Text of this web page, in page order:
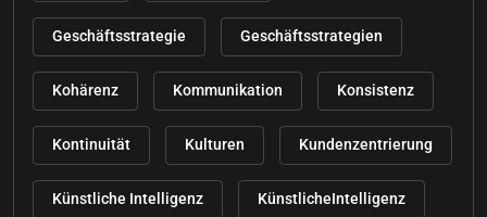
Geschäftsstrategie Geschäftsstrategien
Kohärenz Kommunikation Konsistenz
Kontinuität Kulturen Kundenzentrierung
Künstliche Intelligenz KünstlicheIntelligenz